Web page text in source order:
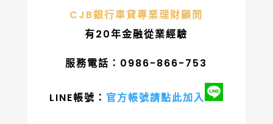
CJB銀行車貸專業理財顧問
有20年金融從業經驗
服務電話：0986-866-753
LINE帳號： 官方帳號請點此加入